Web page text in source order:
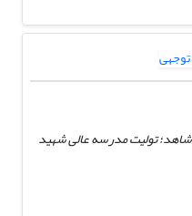
تولیت مدرسه عالی شهید